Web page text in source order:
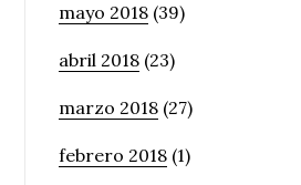
mayo 2018 (39)
abril 2018 (23)
marzo 2018 (27)
febrero 2018 (1)